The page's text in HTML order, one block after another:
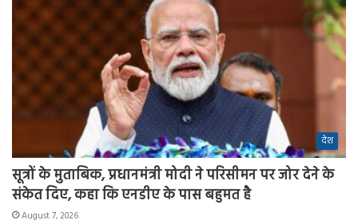
देश
सूत्रों के मुताबिक, प्रधानमंत्री मोदी ने परिसीमन पर जोर देने के
संकेत दिए, कहा कि एनडीए के पास बहुमत है
August 7, 2026